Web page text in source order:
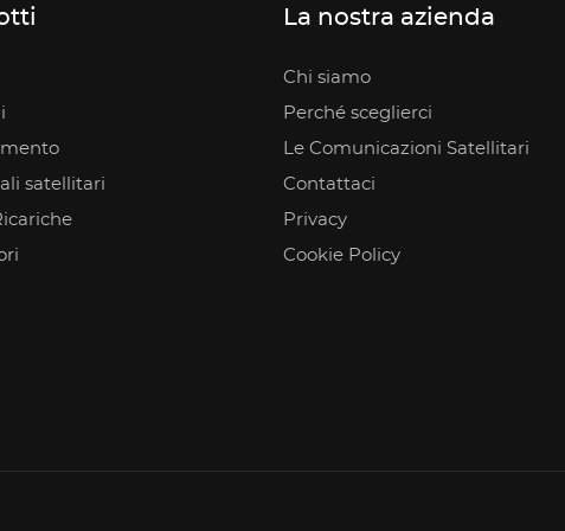
satellitari
La nostra azienda
Chi siamo
Perché sceglierci
Le Comunicazioni Satellitari
Contattaci
Privacy
Cookie Policy